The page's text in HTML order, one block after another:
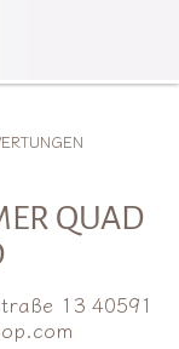
QUAD
13 40591